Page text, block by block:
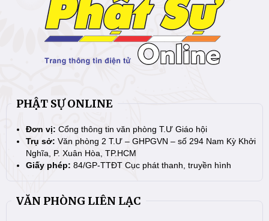
PHẬT SỰ ONLINE
Đơn vị: Cổng thông tin văn phòng T.Ư Giáo hội
Trụ sở: Văn phòng 2 T.Ư – GHPGVN – số 294 Nam Kỳ Khởi
Nghĩa, P. Xuân Hòa, TP.HCM
Giấy phép: 84/GP-TTĐT Cục phát thanh, truyền hình
VĂN PHÒNG LIÊN LẠC